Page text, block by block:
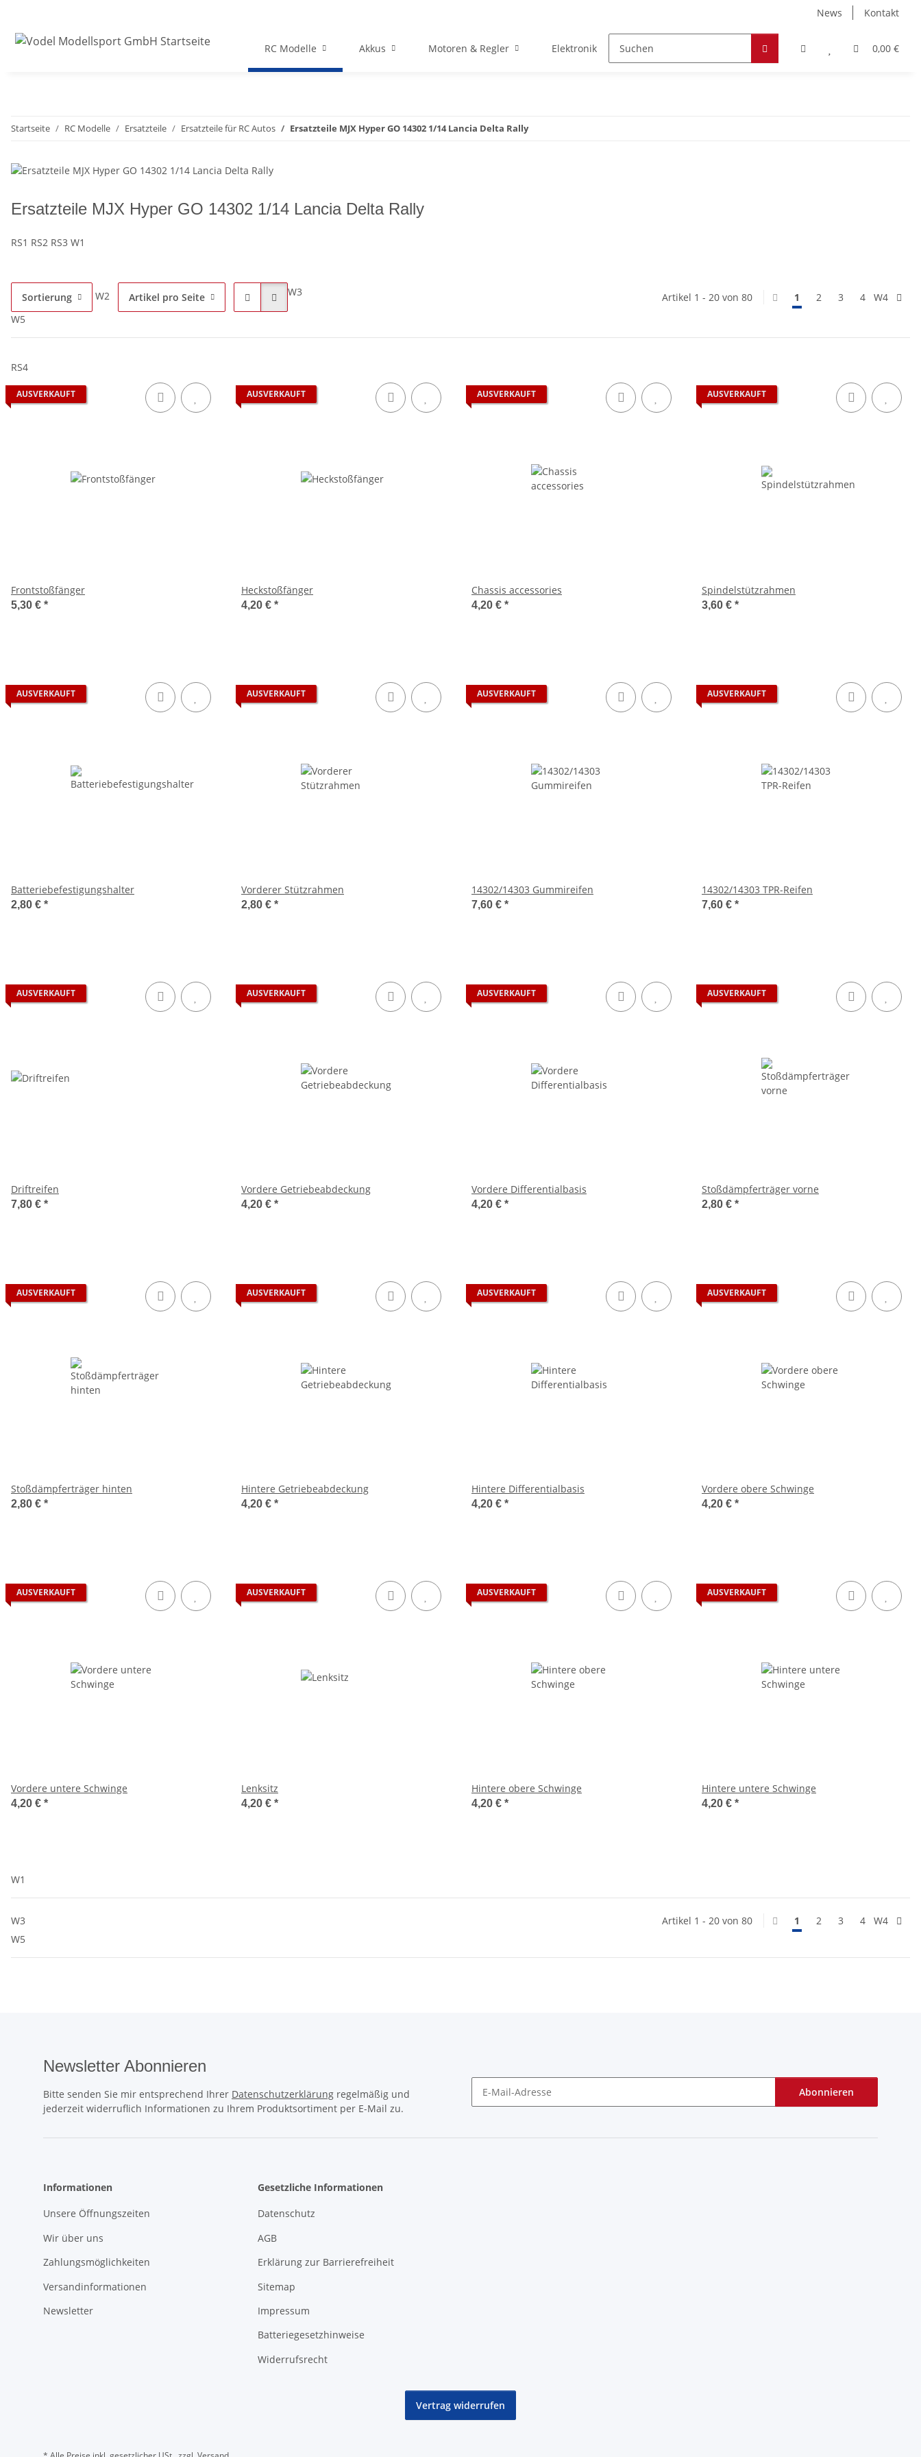
News Kontakt
0,00 €
RC Modelle Akkus Motoren & Regler Elektronik Zubehör Hobby & Freizeit Werkstoffe
Startseite RC Modelle Ersatzteile Ersatzteile für RC Autos Ersatzteile MJX Hyper GO 14302 1/14 Lancia Delta Rally
Ersatzteile MJX Hyper GO 14302 1/14 Lancia Delta Rally
RS1 RS2 RS3 W1
Sortierung W2 Artikel pro Seite W3 Artikel 1 - 20 von 80 1 2 3 4
W4
W5
RS4
AUSVERKAUFT
Frontstoßfänger
5,30 € *
AUSVERKAUFT
Heckstoßfänger
4,20 € *
AUSVERKAUFT
Chassis accessories
4,20 € *
AUSVERKAUFT
Spindelstützrahmen
3,60 € *
AUSVERKAUFT
Batteriebefestigungshalter
2,80 € *
AUSVERKAUFT
Vorderer Stützrahmen
2,80 € *
AUSVERKAUFT
14302/14303 Gummireifen
7,60 € *
AUSVERKAUFT
14302/14303 TPR-Reifen
7,60 € *
AUSVERKAUFT
Driftreifen
7,80 € *
AUSVERKAUFT
Vordere Getriebeabdeckung
4,20 € *
AUSVERKAUFT
Vordere Differentialbasis
4,20 € *
AUSVERKAUFT
Stoßdämpferträger vorne
2,80 € *
AUSVERKAUFT
Stoßdämpferträger hinten
2,80 € *
AUSVERKAUFT
Hintere Getriebeabdeckung
4,20 € *
AUSVERKAUFT
Hintere Differentialbasis
4,20 € *
AUSVERKAUFT
Vordere obere Schwinge
4,20 € *
AUSVERKAUFT
Vordere untere Schwinge
4,20 € *
AUSVERKAUFT
Lenksitz
4,20 € *
AUSVERKAUFT
Hintere obere Schwinge
4,20 € *
AUSVERKAUFT
Hintere untere Schwinge
4,20 € *
W1
W3 Artikel 1 - 20 von 80 1 2 3 4
W4
W5
Newsletter Abonnieren
Bitte senden Sie mir entsprechend Ihrer Datenschutzerklärung regelmäßig und
jederzeit widerruflich Informationen zu Ihrem Produktsortiment per E-Mail zu.
Abonnieren
Informationen
Unsere Öffnungszeiten
Wir über uns
Zahlungsmöglichkeiten
Versandinformationen
Newsletter
Gesetzliche Informationen
Datenschutz
AGB
Erklärung zur Barrierefreiheit
Sitemap
Impressum
Batteriegesetzhinweise
Widerrufsrecht
Vertrag widerrufen